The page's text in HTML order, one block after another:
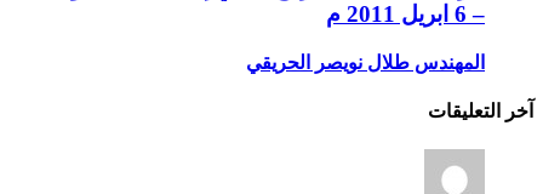
– 6 ابريل 2011 م
المهندس طلال نويصر الحريقي
آخر التعليقات